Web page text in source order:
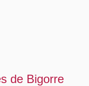
de Bigorre